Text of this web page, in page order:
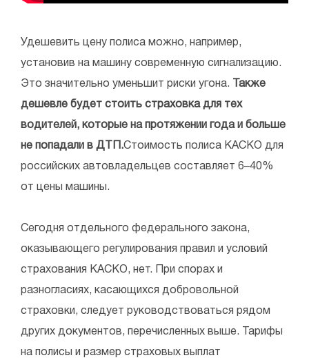
Удешевить цену полиса можно, например,
установив на машину современную сигнализацию.
Это значительно уменьшит риски угона. Также
дешевле будет стоить страховка для тех
водителей, которые на протяжении года и больше
не попадали в ДТП.Стоимость полиса КАСКО для
российских автовладельцев составляет 6–40%
от цены машины.
Сегодня отдельного федерального закона,
оказывающего регулирования правил и условий
страхования КАСКО, нет. При спорах и
разногласиях, касающихся добровольной
страховки, следует руководствоваться рядом
других документов, перечисленных выше. Тарифы
на полисы и размер страховых выплат